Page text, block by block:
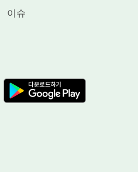
, 앞으로 네가 종교인들이
하고 그들의 그릇된 논리
이는 네가 이 단계의 사역
논리를 반박하지 못한다
방할 것이다. 그것은 수
구약 성경을 보았으므로
이슈